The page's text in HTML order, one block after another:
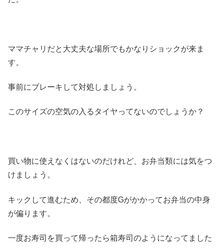
ママチャリだと大丈夫な場所でもかなりショックが来ま
す。
事前にブレーキして対処しましょう。
このサイズの空気の入るタイヤってないのでしょうか？
買い物に使えなくはないのだけれど、お弁当類には気をつ
けましょう。
キックして進むため、その都度Gがかかってお弁当の中身
が偏ります。
一度お寿司を買って帰ったら箱寿司のようになってました